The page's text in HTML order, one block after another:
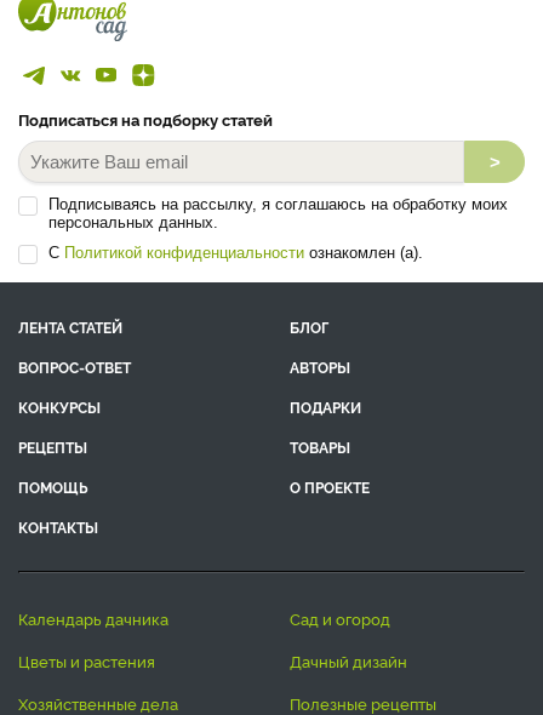
Подписаться на подборку статей
>
Подписываясь на рассылку, я соглашаюсь на обработку моих
персональных данных.
С Политикой конфиденциальности ознакомлен (а).
ЛЕНТА СТАТЕЙ
БЛОГ
ВОПРОС-ОТВЕТ
АВТОРЫ
КОНКУРСЫ
ПОДАРКИ
РЕЦЕПТЫ
ТОВАРЫ
ПОМОЩЬ
О ПРОЕКТЕ
КОНТАКТЫ
календарь дачника
сад и огород
цветы и растения
дачный дизайн
хозяйственные дела
полезные рецепты